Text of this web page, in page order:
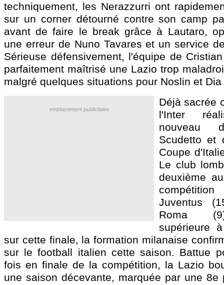
techniquement, les Nerazzurri ont
sur un corner détourné contre son camp
avant de faire le break grâce à Lautaro,
une erreur de Nuno Tavares et un service
Sérieuse défensivement, l'équipe de
parfaitement maîtrisé une Lazio trop
malgré quelques situations pour Noslin et
emplacement publicitaire
Déjà sacrée
l'Inter
nouveau
Scudetto et
Coupe
Le club
deuxième
Juventus
Roma
supérieure
sur cette finale, la formation milanaise
sur le football italien cette saison. Battue
fois en finale de la compétition, la Lazio
une saison décevante, marquée par une 8e